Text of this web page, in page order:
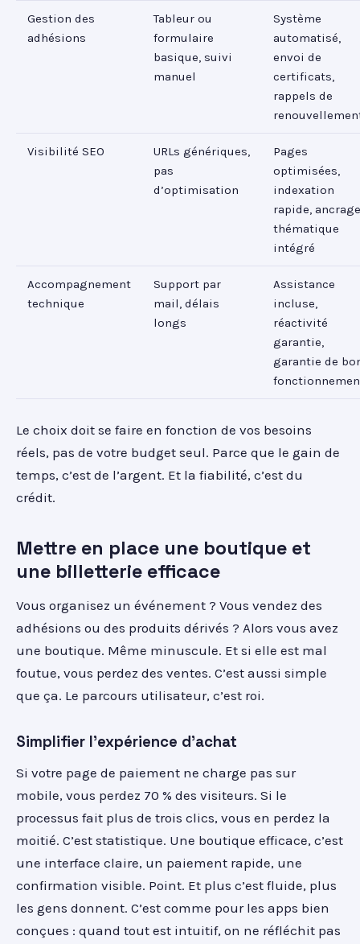
Gestion des
adhésions
Tableur ou
formulaire
basique, suivi
manuel
Système
automatisé,
envoi de
certificats,
rappels de
Visibilité SEO
URLs génériques,
pas
d’optimisation
Pages
optimisées,
indexation
rapide, ancrage
thématique
intégré
Accompagnement
technique
Support par
mail, délais
longs
Assistance
incluse,
réactivité
garantie,
garantie de
Le choix doit se faire en fonction de vos besoins
réels, pas de votre budget seul. Parce que le gain de
temps, c’est de l’argent. Et la fiabilité, c’est du
crédit.
Mettre en place une boutique et
une billetterie efficace
Vous organisez un événement ? Vous vendez des
adhésions ou des produits dérivés ? Alors vous avez
une boutique. Même minuscule. Et si elle est mal
foutue, vous perdez des ventes. C’est aussi simple
que ça. Le parcours utilisateur, c’est roi.
Simplifier l'expérience d'achat
Si votre page de paiement ne charge pas sur
mobile, vous perdez 70 % des visiteurs. Si le
processus fait plus de trois clics, vous en perdez la
moitié. C’est statistique. Une boutique efficace, c’est
une interface claire, un paiement rapide, une
confirmation visible. Point. Et plus c’est fluide, plus
les gens donnent. C’est comme pour les apps bien
conçues : quand tout est intuitif, on ne réfléchit pas